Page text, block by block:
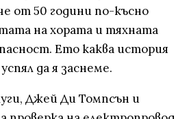
от 50 години по-късно
на хората и тяхната
Ето каква история
да я заснеме.
Джей Ди Томпсън и